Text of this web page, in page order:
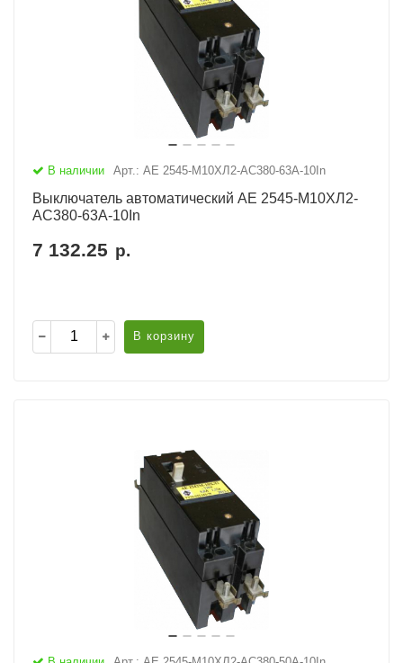
В наличии Арт.: АЕ 2545-М10ХЛ2-AC380-63А-10In
Выключатель автоматический АЕ 2545-М10ХЛ2-
AC380-63А-10In
7 132.25 р.
В корзину